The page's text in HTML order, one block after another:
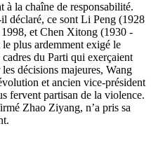
à la chaîne de responsabilité.
déclaré, ce sont Li Peng (1928
et Chen Xitong (1930 -
plus ardemment exigé le
du Parti qui exerçaient
décisions majeures, Wang
et ancien vice-président
fervent partisan de la violence.
Zhao Ziyang, n’a pris sa